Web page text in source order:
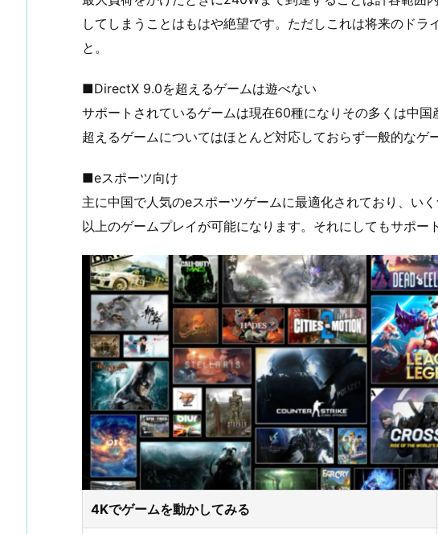
してしまうことはもはや絶望です。ただしこれは将来のドラ
と。
■DirectX 9.0を超えるゲームは遊べない
サポートされているゲームは現在60種になりその多くは中
超えるゲームについてはほとんど対応しておらず一般的なゲ
■eスポーツ向け
主に中国で人気のeスポーツゲームに最適化されており、い
以上のゲームプレイが可能になります。それにしてもサポー
4Kでゲームを動かしてみる